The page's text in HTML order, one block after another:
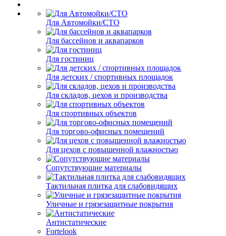
Для Автомойки/СТО
Для бассейнов и аквапарков
Для гостиниц
Для детских / спортивных площадок
Для складов, цехов и производства
Для спортивных объектов
Для торгово-офисных помещений
Для цехов с повышенной влажностью
Сопутствующие материалы
Тактильная плитка для слабовидящих
Уличные и грязезащитные покрытия
Антистатические
Fortelook